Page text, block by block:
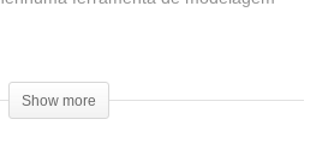
para SVG:
convert-to-svg
Show more